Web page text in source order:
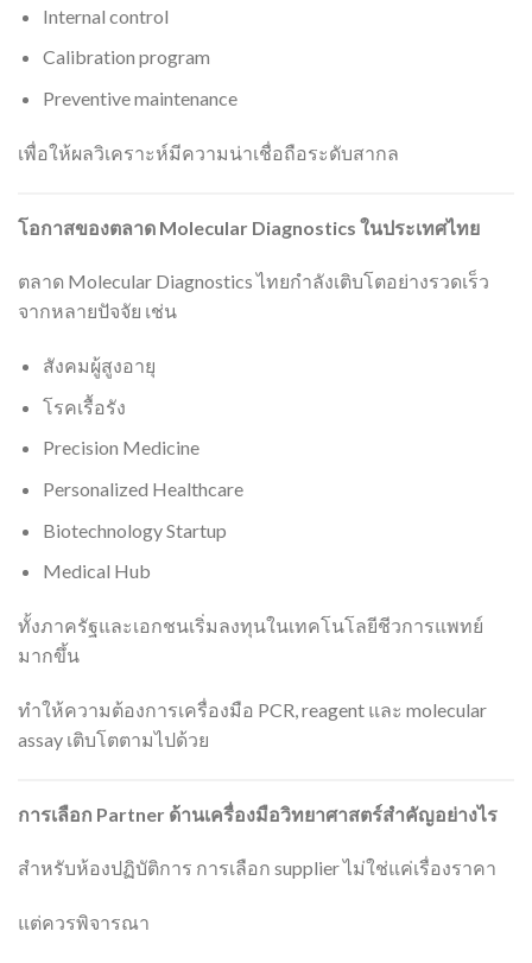
Internal control
Calibration program
Preventive maintenance
เพื่อให้ผลวิเคราะห์มีความน่าเชื่อถือระดับสากล
โอกาสของตลาด Molecular Diagnostics ในประเทศไทย
ตลาด Molecular Diagnostics ไทยกำลังเติบโตอย่างรวดเร็ว
จากหลายปัจจัย เช่น
สังคมผู้สูงอายุ
โรคเรื้อรัง
Precision Medicine
Personalized Healthcare
Biotechnology Startup
Medical Hub
ทั้งภาครัฐและเอกชนเริ่มลงทุนในเทคโนโลยีชีวการแพทย์
มากขึ้น
ทำให้ความต้องการเครื่องมือ PCR, reagent และ molecular
assay เติบโตตามไปด้วย
การเลือก Partner ด้านเครื่องมือวิทยาศาสตร์สำคัญอย่างไร
สำหรับห้องปฏิบัติการ การเลือก supplier ไม่ใช่แค่เรื่องราคา
แต่ควรพิจารณา